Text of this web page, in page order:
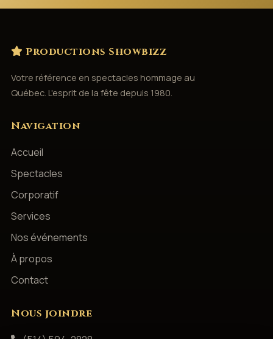
Productions Showbizz
Votre référence en spectacles hommage au
Québec. L'esprit de la fête depuis 1980.
Navigation
Accueil
Spectacles
Corporatif
Services
Nos événements
À propos
Contact
Nous joindre